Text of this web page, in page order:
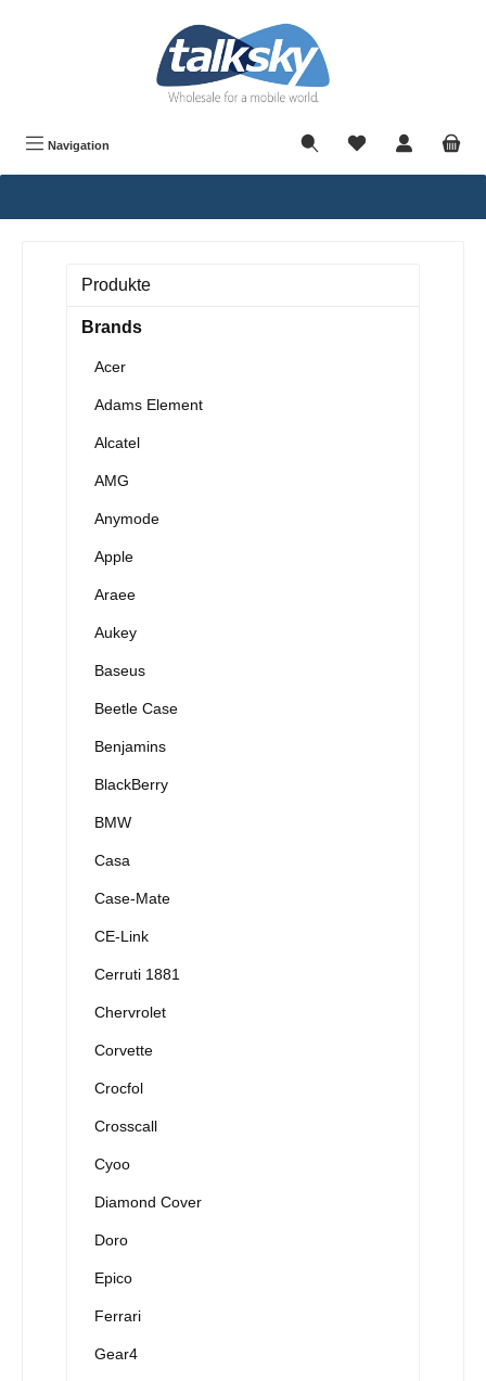
Navigation
Produkte
Brands
Acer
Adams Element
Alcatel
AMG
Anymode
Apple
Araee
Aukey
Baseus
Beetle Case
Benjamins
BlackBerry
BMW
Casa
Case-Mate
CE-Link
Cerruti 1881
Chervrolet
Corvette
Crocfol
Crosscall
Cyoo
Diamond Cover
Doro
Epico
Ferrari
Gear4